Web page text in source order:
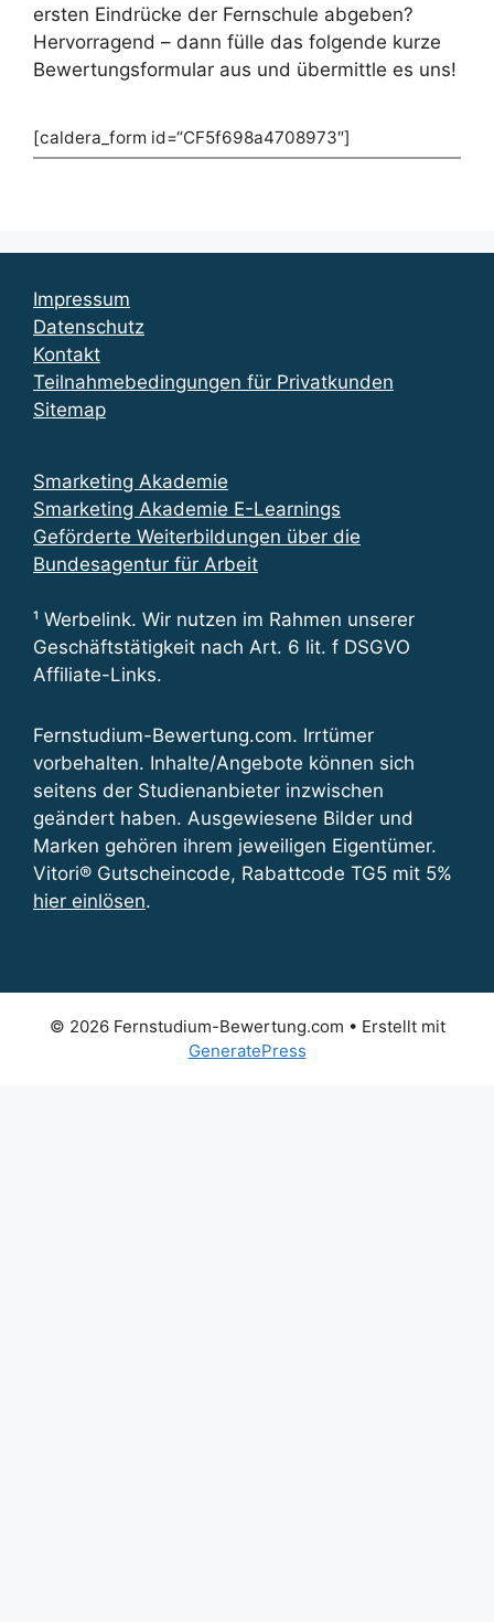
ersten Eindrücke der Fernschule abgeben?
Hervorragend – dann fülle das folgende kurze
Bewertungsformular aus und übermittle es uns!
[caldera_form id=“CF5f698a4708973″]
Impressum
Datenschutz
Kontakt
Teilnahmebedingungen für Privatkunden
Sitemap
Smarketing Akademie
Smarketing Akademie E-Learnings
Geförderte Weiterbildungen über die
Bundesagentur für Arbeit
¹ Werbelink. Wir nutzen im Rahmen unserer
Geschäftstätigkeit nach Art. 6 lit. f DSGVO
Affiliate-Links.
Fernstudium-Bewertung.com. Irrtümer
vorbehalten. Inhalte/Angebote können sich
seitens der Studienanbieter inzwischen
geändert haben. Ausgewiesene Bilder und
Marken gehören ihrem jeweiligen Eigentümer.
Vitori® Gutscheincode, Rabattcode TG5 mit 5%
hier einlösen.
© 2026 Fernstudium-Bewertung.com • Erstellt mit
GeneratePress